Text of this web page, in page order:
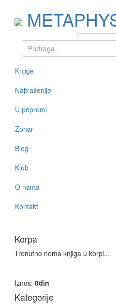
Knjige
Najtraženije
U pripremi
Zohar
Blog
Klub
O nama
Kontakt
Korpa
Trenutno nema knjiga u korpi...
Iznos: 0din
Kategorije